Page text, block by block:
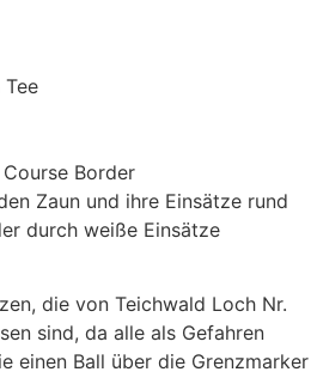
Border
Zaun und ihre Einsätze rund
durch weiße Einsätze
die von Teichwald Loch Nr.
sind, da alle als Gefahren
einen Ball über die Grenzmarker